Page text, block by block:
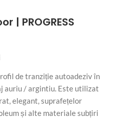
| PROGRESS
de tranziție autoadeziv în
auriu / argintiu. Este utilizat
elegant, suprafețelor
și alte materiale subțiri